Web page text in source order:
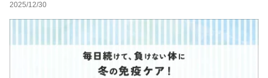
2025/12/30